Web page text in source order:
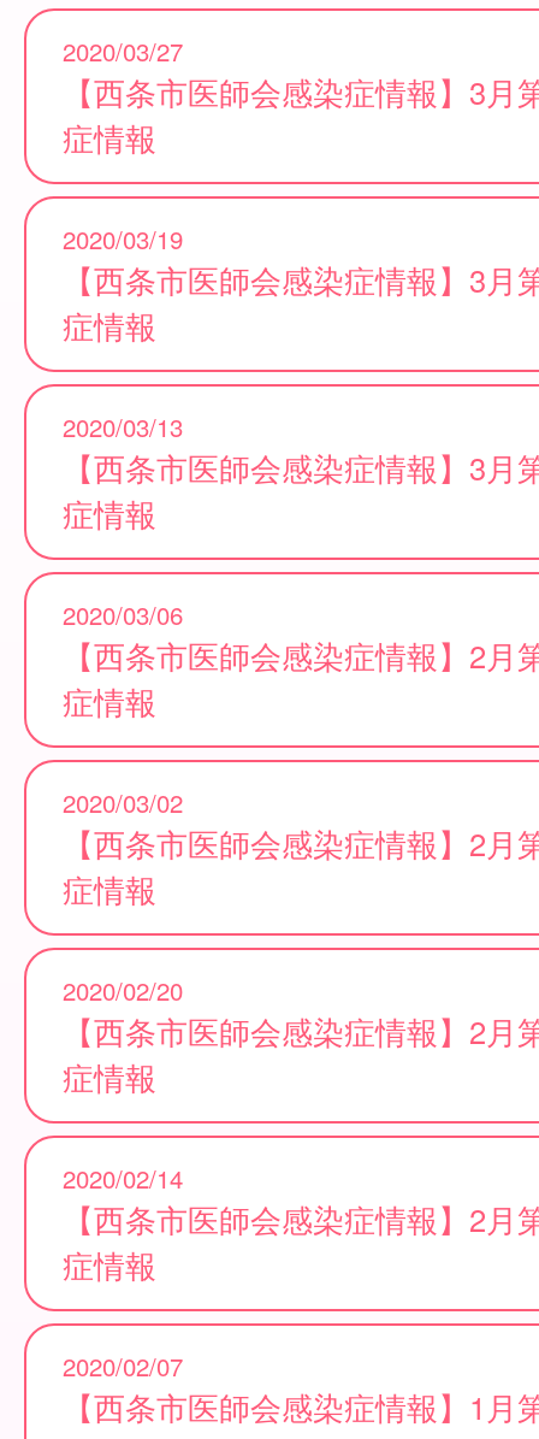
2020/03/27
【西条市医師会感染症情報】3月
症情報
2020/03/19
【西条市医師会感染症情報】3月
症情報
2020/03/13
【西条市医師会感染症情報】3月
症情報
2020/03/06
【西条市医師会感染症情報】2月
症情報
2020/03/02
【西条市医師会感染症情報】2月
症情報
2020/02/20
【西条市医師会感染症情報】2月
症情報
2020/02/14
【西条市医師会感染症情報】2月
症情報
2020/02/07
【西条市医師会感染症情報】1月